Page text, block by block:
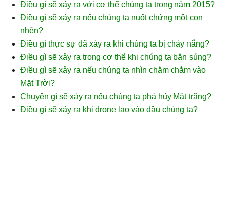
Điều gì sẽ xảy ra với cơ thể chúng ta trong năm 2015?
Điều gì sẽ xảy ra nếu chúng ta nuốt chửng một con
nhện?
Điều gì thực sự đã xảy ra khi chúng ta bị cháy nắng?
Điều gì sẽ xảy ra trong cơ thể khi chúng ta bắn súng?
Điều gì sẽ xảy ra nếu chúng ta nhìn chằm chằm vào
Mặt Trời?
Chuyện gì sẽ xảy ra nếu chúng ta phá hủy Mặt trăng?
Điều gì sẽ xảy ra khi drone lao vào đầu chúng ta?